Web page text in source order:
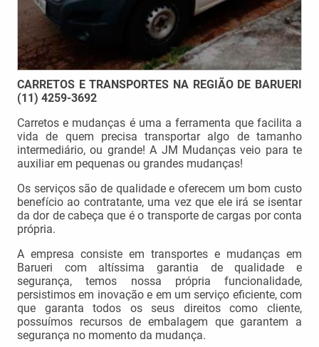
CARRETOS E TRANSPORTES NA REGIÃO DE BARUERI
(11) 4259-3692
Carretos e mudanças é uma a ferramenta que facilita a
vida de quem precisa transportar algo de tamanho
intermediário, ou grande! A JM Mudanças veio para te
auxiliar em pequenas ou grandes mudanças!
Os serviços são de qualidade e oferecem um bom custo
benefício ao contratante, uma vez que ele irá se isentar
da dor de cabeça que é o transporte de cargas por conta
própria.
A empresa consiste em transportes e mudanças em
Barueri com altíssima garantia de qualidade e
segurança, temos nossa própria funcionalidade,
persistimos em inovação e em um serviço eficiente, com
que garanta todos os seus direitos como cliente,
possuímos recursos de embalagem que garantem a
segurança no momento da mudança.